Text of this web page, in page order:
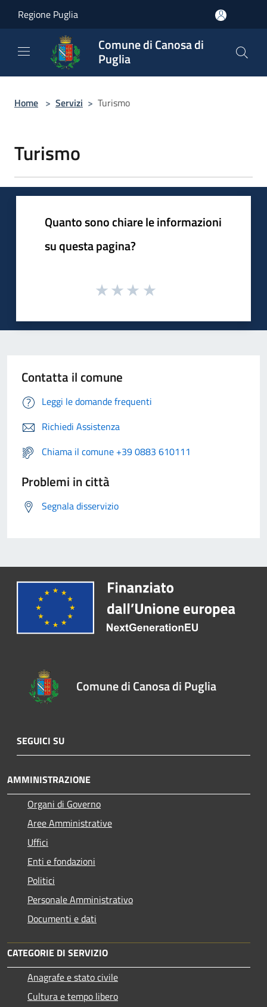
Regione Puglia
Comune di Canosa di
Puglia
Home > Servizi > Turismo
Turismo
Quanto sono chiare le informazioni
su questa pagina?
Contatta il comune
Leggi le domande frequenti
Richiedi Assistenza
Chiama il comune +39 0883 610111
Problemi in città
Segnala disservizio
Comune di Canosa di Puglia
SEGUICI SU
AMMINISTRAZIONE
Organi di Governo
Aree Amministrative
Uffici
Enti e fondazioni
Politici
Personale Amministrativo
Documenti e dati
CATEGORIE DI SERVIZIO
Anagrafe e stato civile
Cultura e tempo libero